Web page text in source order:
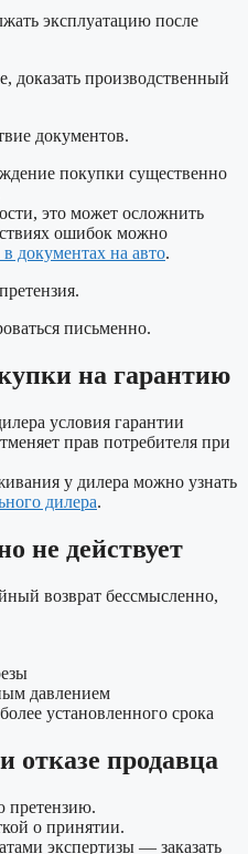
эксплуатацию после
доказать производственный
документов.
покупки существенно
это может осложнить
ошибок можно
документах на авто.
письменно.
на гарантию
условия гарантии
прав потребителя при
у дилера можно узнать
дилера.
не действует
возврат бессмысленно,
давлением
установленного срока
отказе продавца
претензию.
о принятии.
экспертизы — заказать